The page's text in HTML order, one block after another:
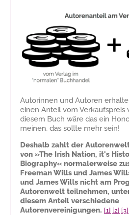
Autorinnen und Autoren
einen Anteil vom Verkaufspreis
diesem Buch wäre das ein
meinen, das sollte mehr sein!
Deshalb zahlt der
von »The Irish Nation, it's
Biography« normalerweise
Freeman Wills und James
und James Wills nicht am
Autorenwelt teilnehmen,
diesem Anteil verschiedene
Autorenvereinigungen. [1] [2] [3]